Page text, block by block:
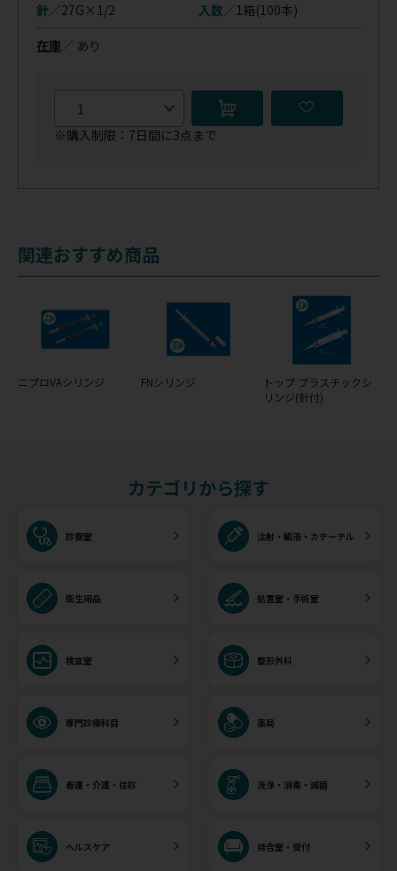
針／27G×1/2 入数／1箱(100本)
在庫／ あり
※購入制限：7日間に3点まで
関連おすすめ商品
ニプロVAシリンジ FNシリンジ
トップ プラスチックシ
リンジ(針付)
カテゴリから探す
診察室 注射・輸液・カテーテル
衛生用品 処置室・手術室
検査室 整形外科
専門診療科目 薬局
看護・介護・往診 洗浄・消毒・滅菌
ヘルスケア 待合室・受付